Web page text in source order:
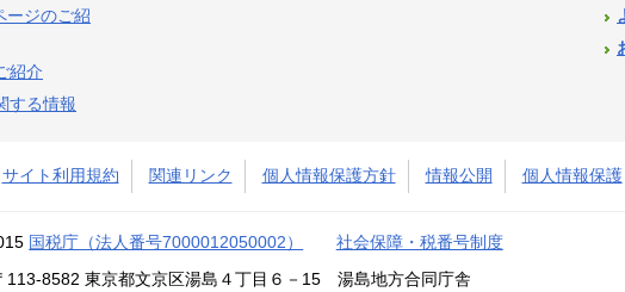
ージのご紹
紹介
する情報
サイト利用規約 関連リンク 個人情報保護方針 情報公開 個人情報保護
国税庁（法人番号7000012050002） 社会保障・税番号制度
113-8582 東京都文京区湯島４丁目６－15 湯島地方合同庁舎